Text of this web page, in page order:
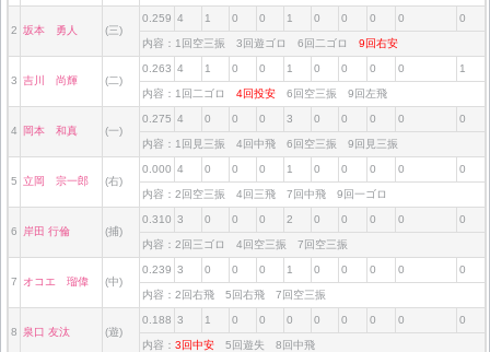
2 坂本 勇人 (三)
0.259 4 1 0 0 1 0 0 0 0 0
内容：1回空三振 3回遊ゴロ 6回二ゴロ 9回右安
3 吉川 尚輝 (二)
0.263 4 1 0 0 1 0 0 0 0 1
内容：1回二ゴロ 4回投安 6回空三振 9回左飛
4 岡本 和真 (一)
0.275 4 0 0 0 3 0 0 0 0 0
内容：1回見三振 4回中飛 6回空三振 9回見三振
5 立岡 宗一郎 (右)
0.000 4 0 0 0 1 0 0 0 0 0
内容：2回空三振 4回三飛 7回中飛 9回一ゴロ
6 岸田 行倫 (捕)
0.310 3 0 0 0 2 0 0 0 0 0
内容：2回三ゴロ 4回空三振 7回空三振
7 オコエ 瑠偉 (中)
0.239 3 0 0 0 1 0 0 0 0 0
内容：2回右飛 5回右飛 7回空三振
8 泉口 友汰 (遊)
0.188 3 1 0 0 0 0 0 0 0 0
内容： 3回中安 5回遊失 8回中飛